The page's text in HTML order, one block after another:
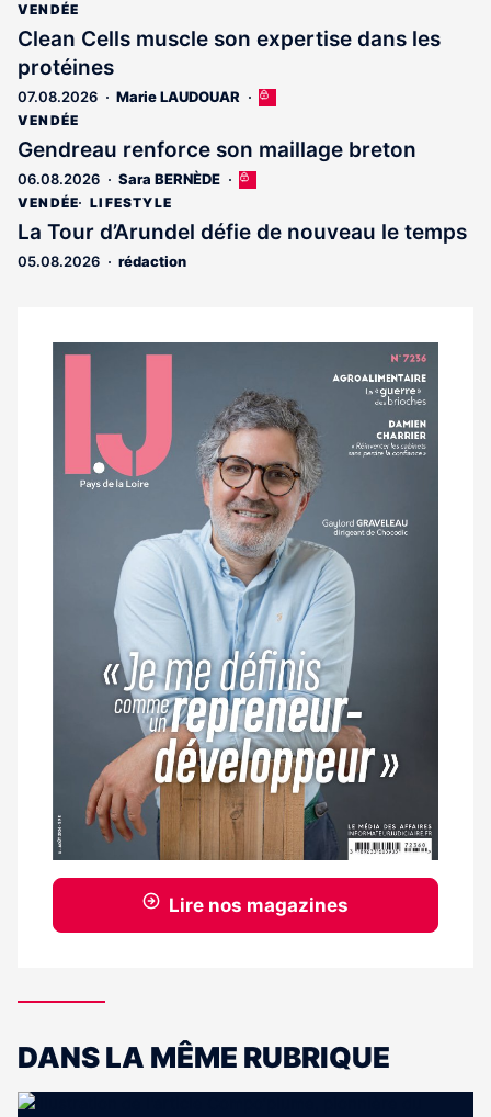
VENDÉE
Clean Cells muscle son expertise dans les
protéines
07.08.2026 Marie LAUDOUAR
Cet
réservé
VENDÉE
Gendreau renforce son maillage breton
06.08.2026 Sara BERNÈDE
Cet
réservé
VENDÉE LIFESTYLE
La Tour d’Arundel défie de nouveau le temps
05.08.2026 rédaction
Notre
magazine
Lire nos magazines
DANS LA MÊME RUBRIQUE